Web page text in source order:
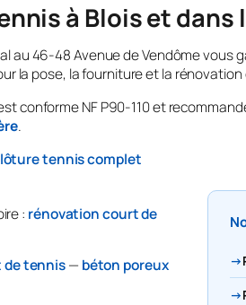
à Blois et
au 46-48 Avenue de Vendôme vous
la pose, la fourniture et la
conforme NF P90-110 et
.
tennis complet
: rénovation court de
tennis— béton poreux
→
→